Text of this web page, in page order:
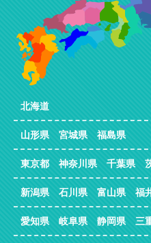
北海道
山形県 宮城県 福島県
東京都 神奈川県 千葉県
新潟県 石川県 富山県 福
愛知県 岐阜県 静岡県 三